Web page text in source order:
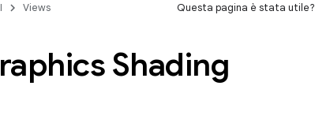
Views Questa pagina è stata utile?
Shading